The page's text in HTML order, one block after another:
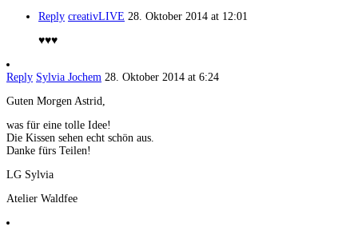
Reply creativLIVE 28. Oktober 2014 at 12:01
♥♥♥
Reply Sylvia Jochem 28. Oktober 2014 at 6:24
Guten Morgen Astrid,
was für eine tolle Idee!
Die Kissen sehen echt schön aus.
Danke fürs Teilen!
LG Sylvia
Atelier Waldfee